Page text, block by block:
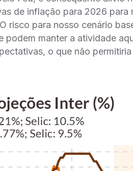
de inflação para 2026 para
risco para nosso cenário
podem manter a atividade
o que não